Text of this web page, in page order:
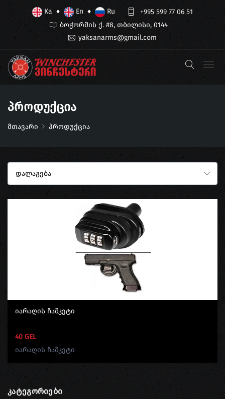
Ka ♦ En ♦ Ru
+995 599 77 06 51
ბოჭორმის ქ. #8, თბილისი, 0144
yaksanarms@gmail.com
Პროდუქცია
მთავარი პროდუქცია
Იარაღის Ჩამკეტი
40 GEL
იარაღის ჩამკეტი
Კატეგორიები